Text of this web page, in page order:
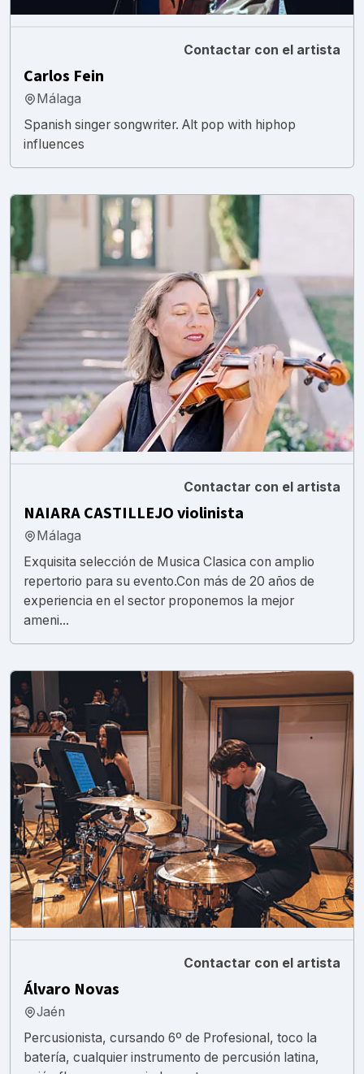
Contactar con el artista
Carlos Fein
Málaga
Spanish singer songwriter. Alt pop with hiphop
influences
Contactar con el artista
NAIARA CASTILLEJO violinista
Málaga
Exquisita selección de Musica Clasica con amplio
repertorio para su evento.Con más de 20 años de
experiencia en el sector proponemos la mejor
ameni...
Contactar con el artista
Álvaro Novas
Jaén
Percusionista, cursando 6º de Profesional, toco la
batería, cualquier instrumento de percusión latina,